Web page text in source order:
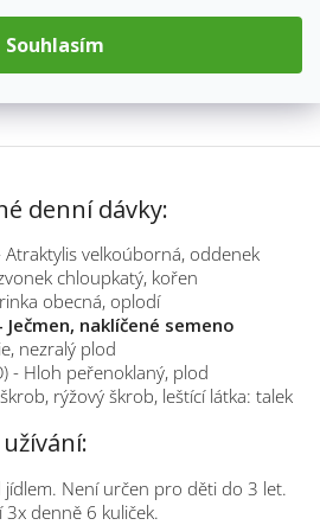
Souhlasím
denní dávky:
Atraktylis velkoúborná, oddenek
chloupkatý, kořen
obecná, oplodí
Ječmen, naklíčené semeno
nezralý plod
- Hloh peřenoklaný, plod
rýžový škrob, leštící látka: talek
Není určen pro děti do 3 let.
denně 6 kuliček.